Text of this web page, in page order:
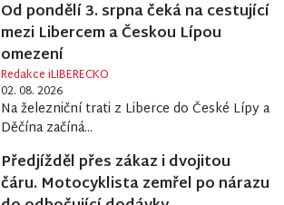
Od pondělí 3. srpna čeká na cestující
mezi Libercem a Českou Lípou
omezení
Redakce iLIBERECKO
02. 08. 2026
Na železniční trati z Liberce do České Lípy a
Děčína začíná...
Předjížděl přes zákaz i dvojitou
čáru. Motocyklista zemřel po nárazu